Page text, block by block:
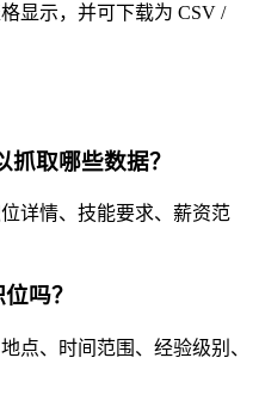
显示，并可下载为 CSV /
取哪些数据？
详情、技能要求、薪资范
吗？
点、时间范围、经验级别、